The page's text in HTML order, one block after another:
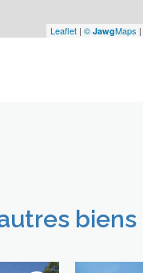
Leaflet | © JawgMaps |